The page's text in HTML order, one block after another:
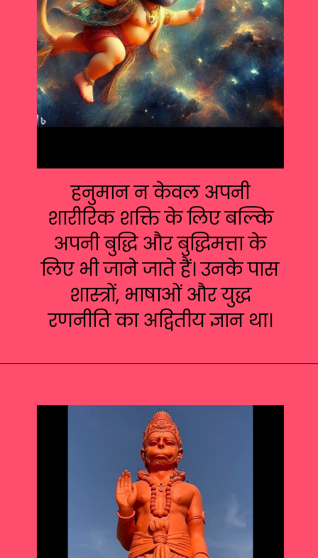
हनुमान न केवल अपनी
शारीरिक शक्ति के लिए बल्कि
अपनी बुद्धि और बुद्धिमत्ता के
लिए भी जाने जाते हैं। उनके पास
शास्त्रों, भाषाओं और युद्ध
रणनीति का अद्वितीय ज्ञान था।